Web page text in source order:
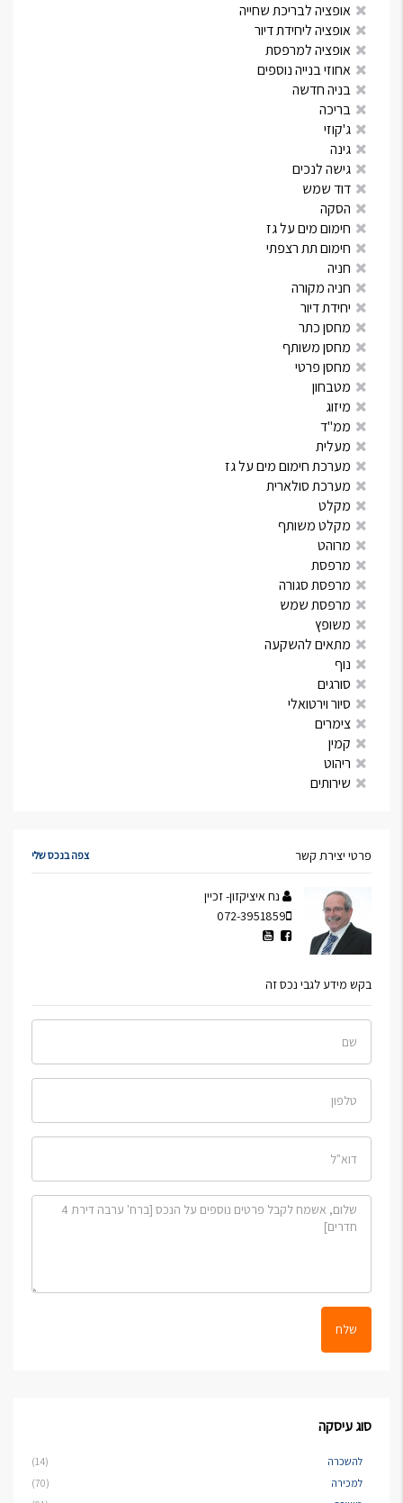
אופציה לבריכת שחייה
אופציה ליחידת דיור
אופציה למרפסת
אחוזי בנייה נוספים
בניה חדשה
בריכה
ג'קוזי
גינה
גישה לנכים
דוד שמש
הסקה
חימום מים על גז
חימום תת רצפתי
חניה
חניה מקורה
יחידת דיור
מחסן כתר
מחסן משותף
מחסן פרטי
מטבחון
מיזוג
ממ"ד
מעלית
מערכת חימום מים על גז
מערכת סולארית
מקלט
מקלט משותף
מרוהט
מרפסת
מרפסת סגורה
מרפסת שמש
משופץ
מתאים להשקעה
נוף
סורגים
סיור וירטואלי
צימרים
קמין
ריהוט
שירותים
פרטי יצירת קשר צפה בנכס שלי
נח איציקזון- זכיין
072-3951859
בקש מידע לגבי נכס זה
שלח
סוג עיסקה
להשכרה
(14)
למכירה
(70)